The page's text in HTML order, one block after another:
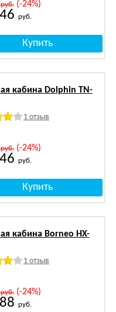
(-24%)
руб.
кабина Dolphin TN-
1 отзыв
(-24%)
руб.
кабина Borneo HX-
1 отзыв
(-24%)
руб.